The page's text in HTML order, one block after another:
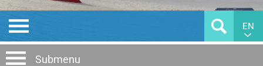
EN
Submenu